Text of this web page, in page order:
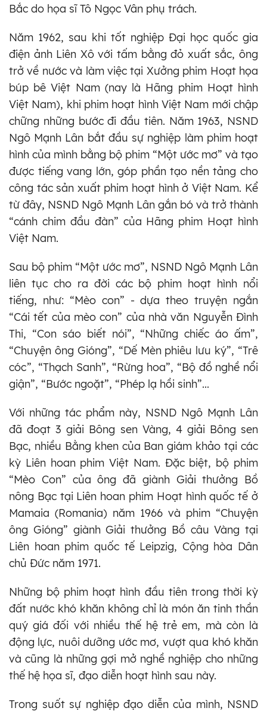
Bắc do họa sĩ Tô Ngọc Vân phụ trách.
Năm 1962, sau khi tốt nghiệp Đại học quốc gia
điện ảnh Liên Xô với tấm bằng đỏ xuất sắc, ông
trở về nước và làm việc tại Xưởng phim Hoạt họa
búp bê Việt Nam (nay là Hãng phim Hoạt hình
Việt Nam), khi phim hoạt hình Việt Nam mới chập
chững những bước đi đầu tiên. Năm 1963, NSND
Ngô Mạnh Lân bắt đầu sự nghiệp làm phim hoạt
hình của mình bằng bộ phim “Một ước mơ” và tạo
được tiếng vang lớn, góp phần tạo nền tảng cho
công tác sản xuất phim hoạt hình ở Việt Nam. Kể
từ đây, NSND Ngô Mạnh Lân gắn bó và trở thành
“cánh chim đầu đàn” của Hãng phim Hoạt hình
Việt Nam.
Sau bộ phim “Một ước mơ”, NSND Ngô Mạnh Lân
liên tục cho ra đời các bộ phim hoạt hình nổi
tiếng, như: “Mèo con” - dựa theo truyện ngắn
“Cái tết của mèo con” của nhà văn Nguyễn Đình
Thi, “Con sáo biết nói”, “Những chiếc áo ấm”,
“Chuyện ông Gióng”, “Dế Mèn phiêu lưu ký”, “Trê
cóc”, “Thạch Sanh”, “Rừng hoa”, “Bộ đồ nghề nổi
giận”, “Bước ngoặt”, “Phép lạ hồi sinh”...
Với những tác phẩm này, NSND Ngô Mạnh Lân
đã đoạt 3 giải Bông sen Vàng, 4 giải Bông sen
Bạc, nhiều Bằng khen của Ban giám khảo tại các
kỳ Liên hoan phim Việt Nam. Đặc biệt, bộ phim
“Mèo Con” của ông đã giành Giải thưởng Bồ
nông Bạc tại Liên hoan phim Hoạt hình quốc tế ở
Mamaia (Romania) năm 1966 và phim “Chuyện
ông Gióng” giành Giải thưởng Bồ câu Vàng tại
Liên hoan phim quốc tế Leipzig, Cộng hòa Dân
chủ Đức năm 1971.
Những bộ phim hoạt hình đầu tiên trong thời kỳ
đất nước khó khăn không chỉ là món ăn tinh thần
quý giá đối với nhiều thế hệ trẻ em, mà còn là
động lực, nuôi dưỡng ước mơ, vượt qua khó khăn
và cũng là những gợi mở nghề nghiệp cho những
thế hệ họa sĩ, đạo diễn hoạt hình sau này.
Trong suốt sự nghiệp đạo diễn của mình, NSND